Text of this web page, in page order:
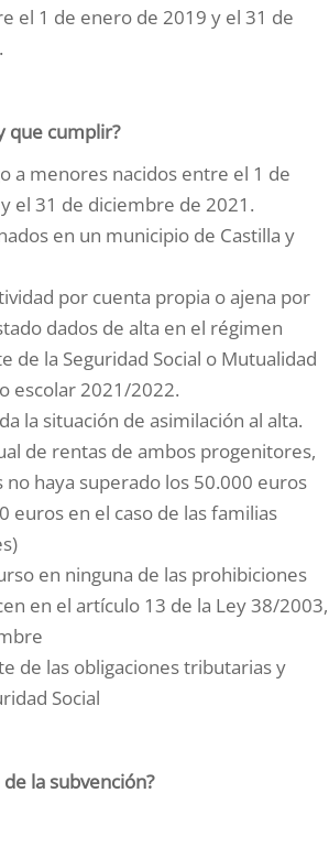
el 1 de enero de 2019 y el 31 de
que cumplir?
a menores nacidos entre el 1 de
el 31 de diciembre de 2021.
en un municipio de Castilla y
por cuenta propia o ajena por
dados de alta en el régimen
de la Seguridad Social o Mutualidad
escolar 2021/2022.
la situación de asimilación al alta.
de rentas de ambos progenitores,
haya superado los 50.000 euros
euros en el caso de las familias
en ninguna de las prohibiciones
en el artículo 13 de la Ley 38/2003,
de las obligaciones tributarias y
Social
la subvención?